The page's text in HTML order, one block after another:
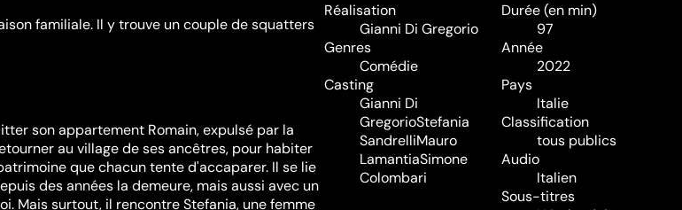
familiale. Il y trouve un couple de squatters
son appartement Romain, expulsé par la
au village de ses ancêtres, pour habiter
que chacun tente d'accaparer. Il se lie
des années la demeure, mais aussi avec un
Mais surtout, il rencontre Stefania, une femme
Réalisation
Gianni Di Gregorio
Genres
Comédie
Casting
Gianni Di
GregorioStefania
SandrelliMauro
LamantiaSimone
Colombari
Durée (en min)
97
Année
2022
Pays
Italie
Classification
tous publics
Audio
Italien
Sous-titres